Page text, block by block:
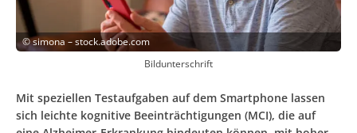
©simona – stock.adobe.com
Bildunterschrift
Mit speziellen Testaufgaben auf dem Smartphone lassen
sich leichte kognitive Beeinträchtigungen (MCI), die auf